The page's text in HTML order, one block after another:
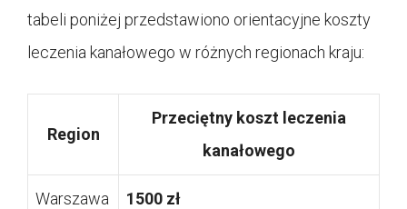
tabeli poniżej przedstawiono orientacyjne koszty
leczenia kanałowego w różnych regionach kraju:
Region
Przeciętny koszt leczenia
kanałowego
Warszawa 1500 zł